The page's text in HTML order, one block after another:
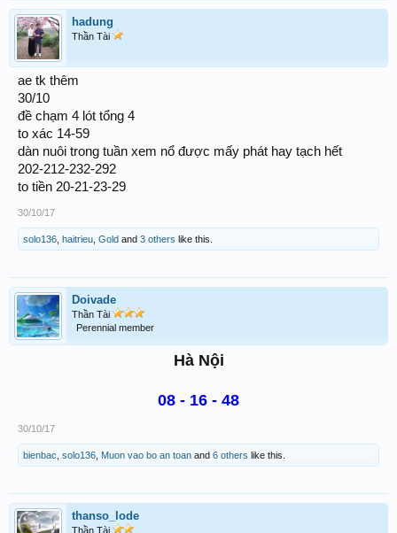
hadung
Thần Tài
ae tk thêm
30/10
đề chạm 4 lót tổng 4
to xác 14-59
dàn nuôi trong tuần xem nổ được mấy phát hay tạch hết
202-212-232-292
to tiền 20-21-23-29
30/10/17
solo136 haitrieu Gold and 3 others like this.
Doivade
Thần Tài
Perennial member
Hà Nội
08 - 16 - 48
30/10/17
bienbac solo136 Muon vao bo an toan and 6 others like this.
thanso_lode
Thần Tài